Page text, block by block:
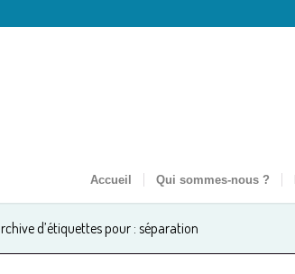
Accueil Qui sommes-nous ?
d’étiquettes pour : séparation